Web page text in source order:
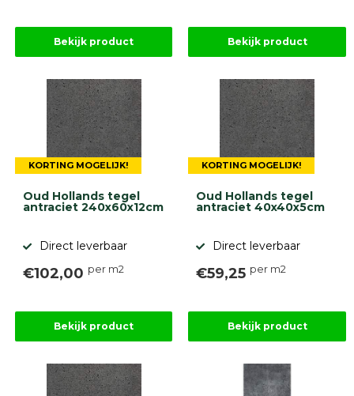
Tuinaarde
Afwatering
Beplantings
betonelementen
Overig
Kunstgras
Compleet
(informatie)
Onlinebestrating.nl
9.1
Bekijk product Bekijk product
KORTING MOGELIJK!
Oud Hollands tegel
antraciet 240x60x12cm
Direct leverbaar
€102,00 per m2
Bekijk product
KORTING MOGELIJK!
Oud Hollands tegel
antraciet 40x40x5cm
Direct leverbaar
€59,25 per m2
Bekijk product